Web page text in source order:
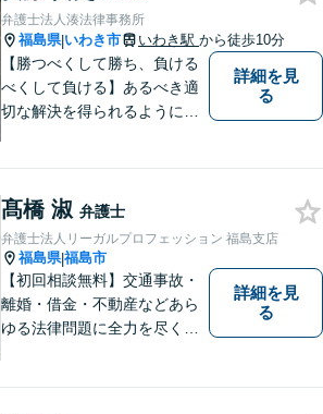
複雑化してしまう前に、ぜひ
お気軽にご連絡ください。
弁護士法人湊法律事務所
福島県|いわき市 いわき駅 から徒歩10分
【勝つべくして勝ち、負ける
べくして負ける】あるべき適
切な解決を得られるように全
ます。
詳細を見
る
髙橋 淑 弁護士
弁護士法人リーガルプロフェッション 福島支店
福島県|福島市
【初回相談無料】交通事故・
離婚・借金・不動産などあら
ゆる法律問題に全力を尽くし
詳細を見
る